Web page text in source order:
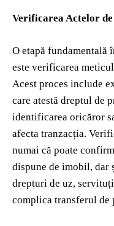
Verificarea Actelor
O etapă
este verificarea
Acest proces include
care atestă dreptul de
identificarea oricăror
afecta tranzacția.
numai că poate
dispune de imobil, dar
drepturi de uz,
complica transferul de